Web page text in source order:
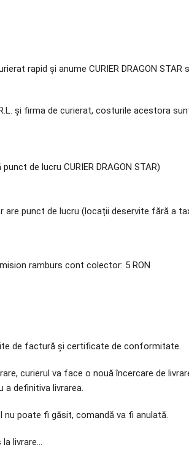
rapid și anume CURIER DRAGON
și firma de curierat, costurile acestora
de lucru CURIER DRAGON STAR)
punct de lucru (locații deservite fără a
ramburs cont colector: 5 RON
de factură și certificate de conformitate.
curierul va face o nouă încercare de
a definitiva livrarea.
poate fi găsit, comandă va fi anulată.
livrare...